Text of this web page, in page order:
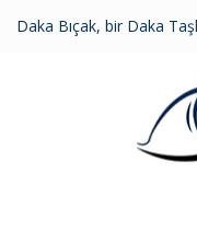
Daka Bıçak, bir Daka